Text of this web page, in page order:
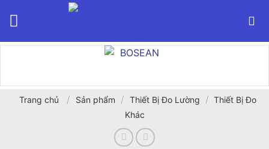
Trang chủ / Sản phẩm / Thiết Bị Đo Lường / Thiết Bị Đo
Khác